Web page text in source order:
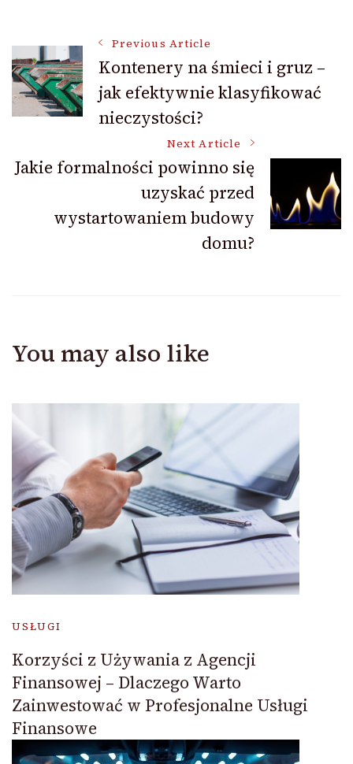
Post
Navigation
Previous Article
Kontenery na śmieci i gruz –
jak efektywnie klasyfikować
nieczystości?
Next Article
Jakie formalności powinno się
uzyskać przed
wystartowaniem budowy
domu?
You may also like
USŁUGI
Korzyści z Używania z Agencji
Finansowej – Dlaczego Warto
Zainwestować w Profesjonalne Usługi
Finansowe